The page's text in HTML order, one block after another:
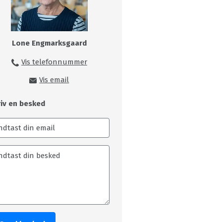
Lone Engmarksgaard
Vis telefonnummer
Vis email
loe@skivecollege.dk
en besked